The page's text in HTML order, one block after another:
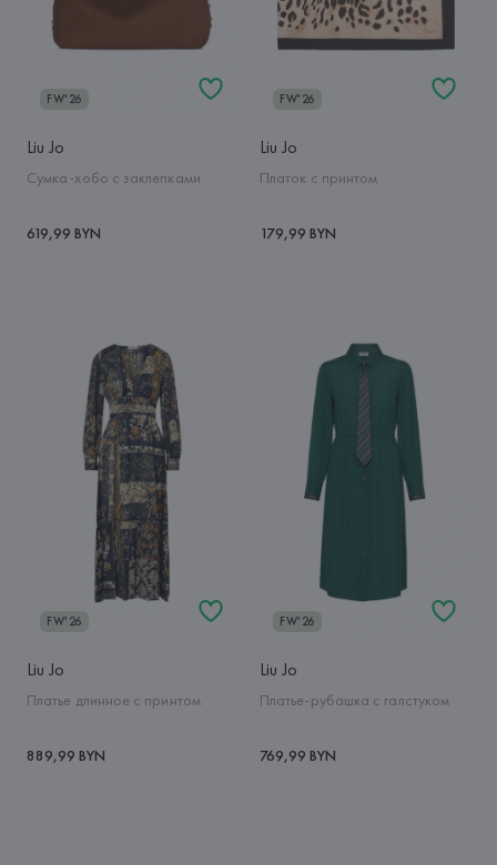
FW'26
Liu Jo
Сумка-хобо с заклепками
619,99 BYN
FW'26
Liu Jo
Платок с принтом
179,99 BYN
FW'26
Liu Jo
Платье длинное с принтом
889,99 BYN
FW'26
Liu Jo
Платье-рубашка с галстуком
769,99 BYN